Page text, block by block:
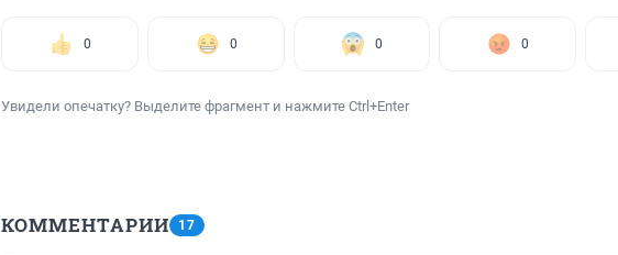
0 0 0 0
Увидели опечатку? Выделите фрагмент и нажмите Ctrl+Enter
КОММЕНТАРИИ 17